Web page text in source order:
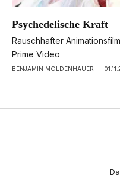
Psychedelische Kraft
Rauschhafter
Prime Video
BENJAMIN MOLDENHAUER ·